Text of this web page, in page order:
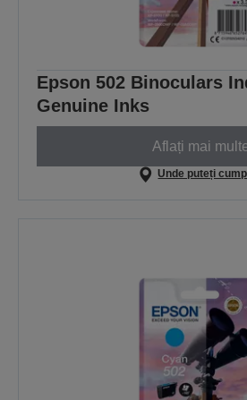
Epson 502 Binoculars
Genuine Inks
Aflați mai
Unde puteți